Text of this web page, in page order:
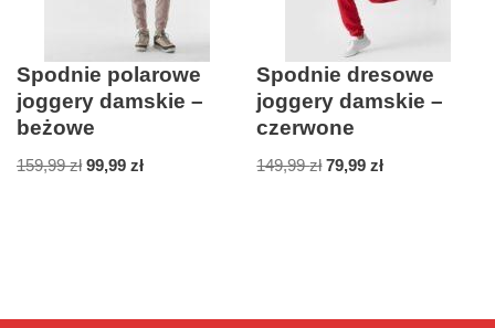
Spodnie polarowe
joggery damskie –
beżowe
159,99zł 99,99 zł
Spodnie dresowe
joggery damskie –
czerwone
149,99zł 79,99zł